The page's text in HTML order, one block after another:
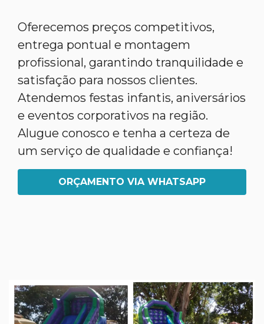
Oferecemos preços competitivos,
entrega pontual e montagem
profissional, garantindo tranquilidade e
satisfação para nossos clientes.
Atendemos festas infantis, aniversários
e eventos corporativos na região.
Alugue conosco e tenha a certeza de
um serviço de qualidade e confiança!
ORÇAMENTO VIA WHATSAPP